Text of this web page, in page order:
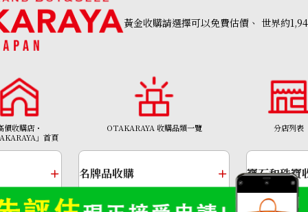
Chrysoberyl
參考回收價
黃金收購請選擇可以免費估價、 世界約
價收購店・
」首頁
OTAKARAYA 收購品類一覽 分店列表
名牌品收購 寶石和珠寶